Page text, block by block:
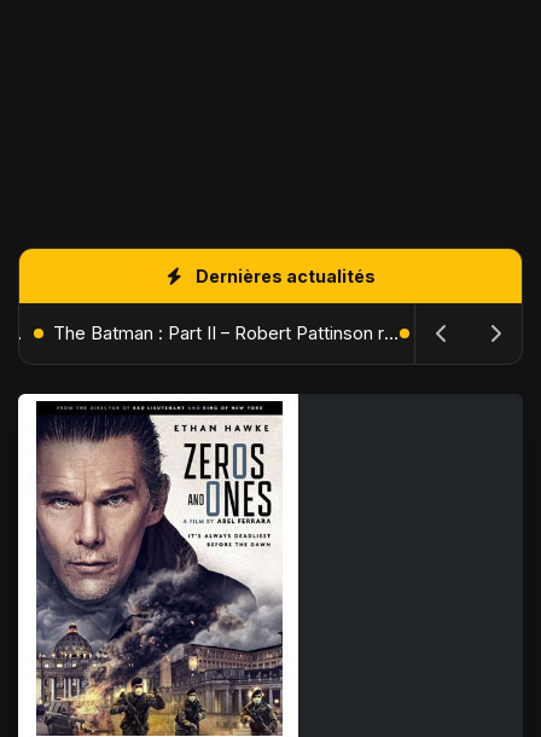
Dernières actualités
L'Âge de Glace : Le Réveil du Volcan – Manny, Sid et Diego de retour pour une aventure explosive The Batman : Part II – Robert Pattinson replonge dans les ténèbres de Gotham dès octobre 2027